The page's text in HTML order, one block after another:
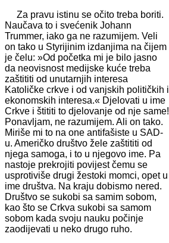
Za pravu istinu se očito treba boriti.
Naučava to i svećenik Johann
Trummer, iako ga ne razumijem. Veli
on tako u Styrijinim izdanjima na čijem
je čelu: »Od početka mi je bilo jasno
da neovisnost medijske kuće treba
zaštititi od unutarnjih interesa
Katoličke crkve i od vanjskih političkih i
ekonomskih interesa.« Djelovati u ime
Crkve i štititi to djelovanje od nje same!
Ponavljam, ne razumijem. Ali on tako.
Miriše mi to na one antifašiste u SAD-
u. Američko društvo žele zaštititi od
njega samoga, i to u njegovo ime. Pa
nastoje prekrojiti povijest čemu se
usprotiviše drugi žestoki momci, opet u
ime društva. Na kraju dobismo nered.
Društvo se sukobi sa samim sobom,
kao što se Crkva sukobi sa samom
sobom kada svoju nauku počinje
zaodijevati u neko drugo ruho.